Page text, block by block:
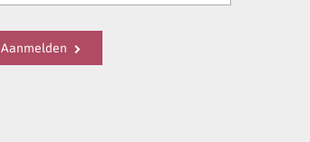
Aanmelden